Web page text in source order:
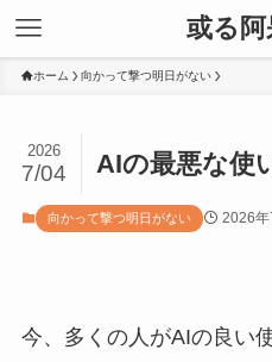
或る
ホーム 向かって撃つ明日がない
AIの最悪な使
2026
7/04
向かって撃つ明日がない 2026年
今、多くの人がAIの良い